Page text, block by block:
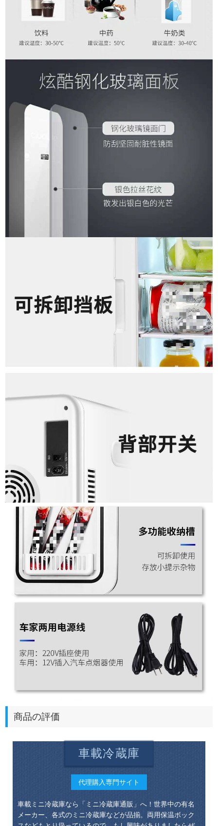
商品の評価
車載冷蔵庫
代理購入専門サイト
車載ミニ冷蔵庫なら「ミニ冷蔵庫通販」へ！世界中の有名
メーカー、各式のミニ冷蔵庫などが品揃。両用保温ボック